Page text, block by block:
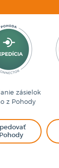
zásielok
z Pohody